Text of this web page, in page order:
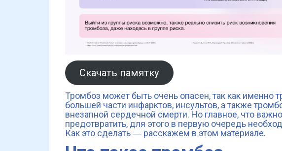
Скачать памятку
Тромбоз может быть очень опасен, так как именно
большей части инфарктов, инсультов, а также
внезапной сердечной смерти. Но главное, что
предотвратить, для этого в первую очередь
Как это сделать ― расскажем в этом материале.